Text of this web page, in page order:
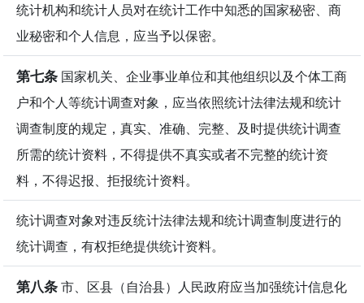
统计机构和统计人员对在统计工作中知悉的国家秘密、商
业秘密和个人信息，应当予以保密。
第七条 国家机关、企业事业单位和其他组织以及个体工商
户和个人等统计调查对象，应当依照统计法律法规和统计
调查制度的规定，真实、准确、完整、及时提供统计调查
所需的统计资料，不得提供不真实或者不完整的统计资
料，不得迟报、拒报统计资料。
统计调查对象对违反统计法律法规和统计调查制度进行的
统计调查，有权拒绝提供统计资料。
第八条市、区县（自治县）人民政府应当加强统计信息化